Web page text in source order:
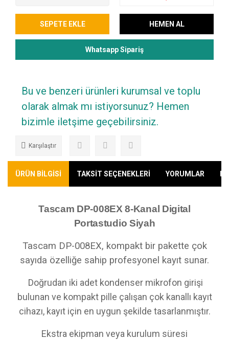
SEPETE EKLE HEMEN AL
Whatsapp Sipariş
Bu ve benzeri ürünleri kurumsal ve toplu
olarak almak mı istiyorsunuz? Hemen
bizimle iletşime geçebilirsiniz.
Karşılaştır
ÜRÜN BİLGİSİ TAKSİT SEÇENEKLERİ YORUMLAR
Tascam DP-008EX 8-Kanal Digital
Portastudio Siyah
Tascam DP-008EX, kompakt bir pakette çok
sayıda özelliğe sahip profesyonel kayıt sunar.
Doğrudan iki adet kondenser mikrofon girişi
bulunan ve kompakt pille çalışan çok kanallı kayıt
cihazı, kayıt için en uygun şekilde tasarlanmıştır.
Ekstra ekipman veya kurulum süresi